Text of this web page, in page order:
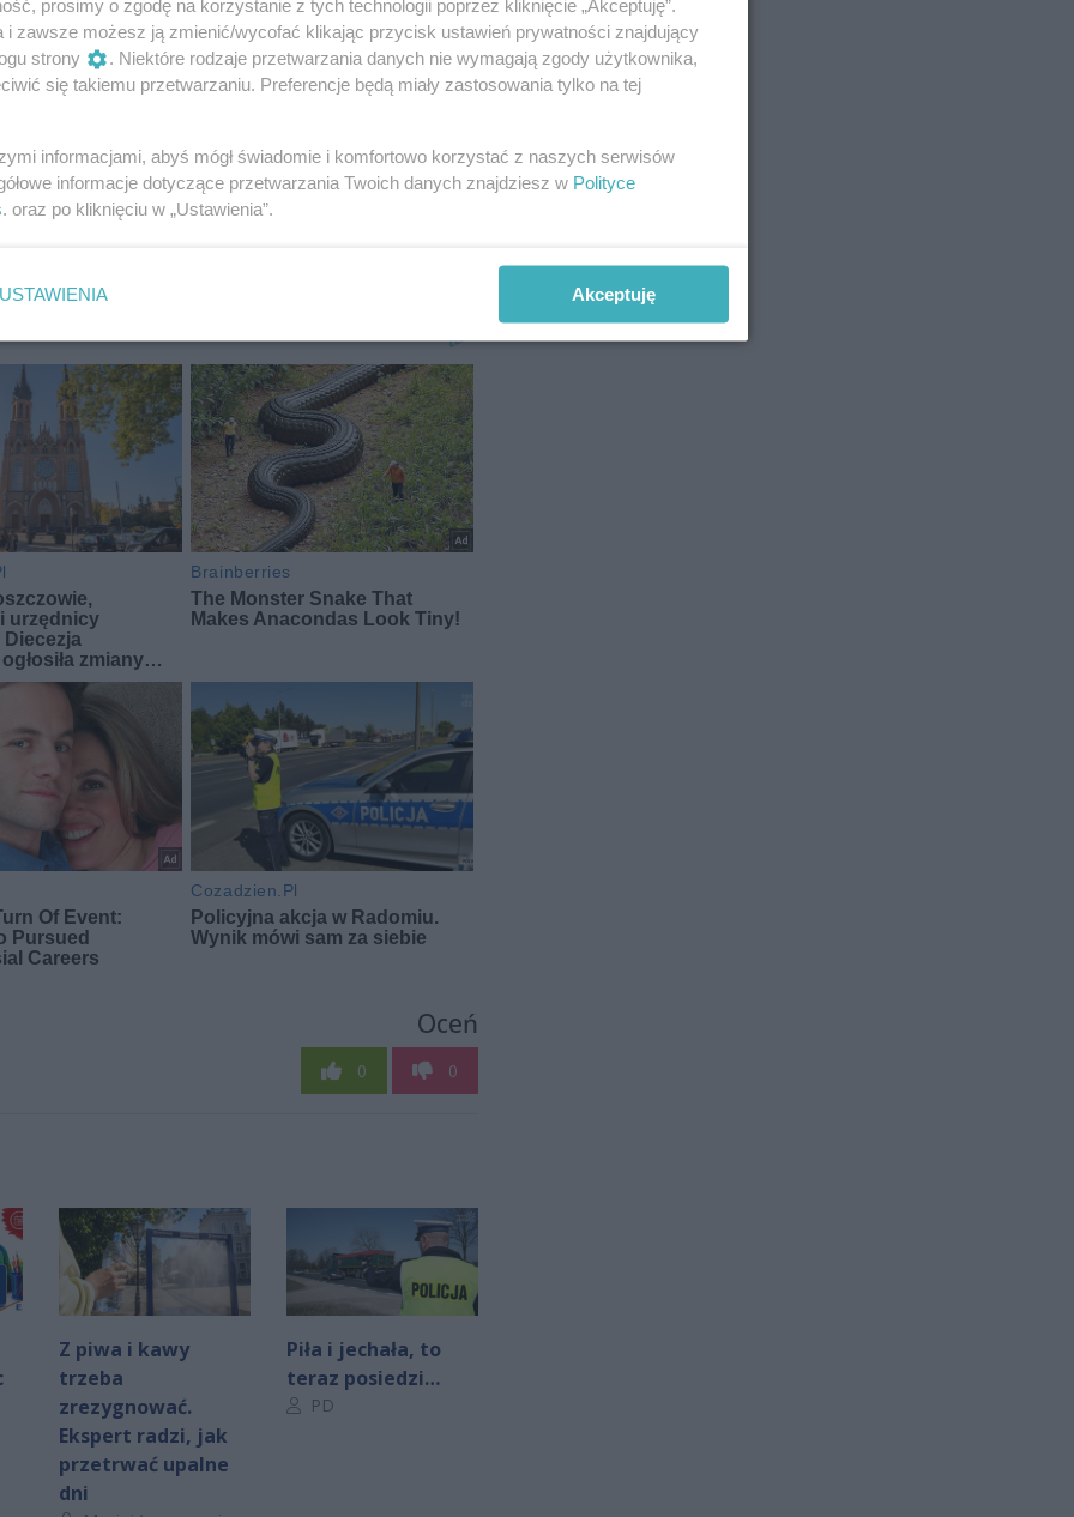
znajdziesz na profilu CoZaDzien.pl na
Oceń
0 0
Z piwa i kawy
trzeba
zrezygnować.
Ekspert radzi, jak
przetrwać upalne
dni
Piła i jechała, to
teraz posiedzi…
Autor artykułu:
PD
prosimy o zgodę na korzystanie z tych technologii poprzez kliknięcie „Akceptuję”.
i zawsze możesz ją zmienić/wycofać klikając przycisk ustawień prywatności znajdujący
strony
. Niektóre rodzaje przetwarzania danych nie wymagają zgody użytkownika,
się takiemu przetwarzaniu. Preferencje będą miały zastosowania tylko na tej
informacjami, abyś mógł świadomie i komfortowo korzystać z naszych serwisów
informacje dotyczące przetwarzania Twoich danych znajdziesz w Polityce
. oraz po kliknięciu w „Ustawienia”.
USTAWIENIA Akceptuję